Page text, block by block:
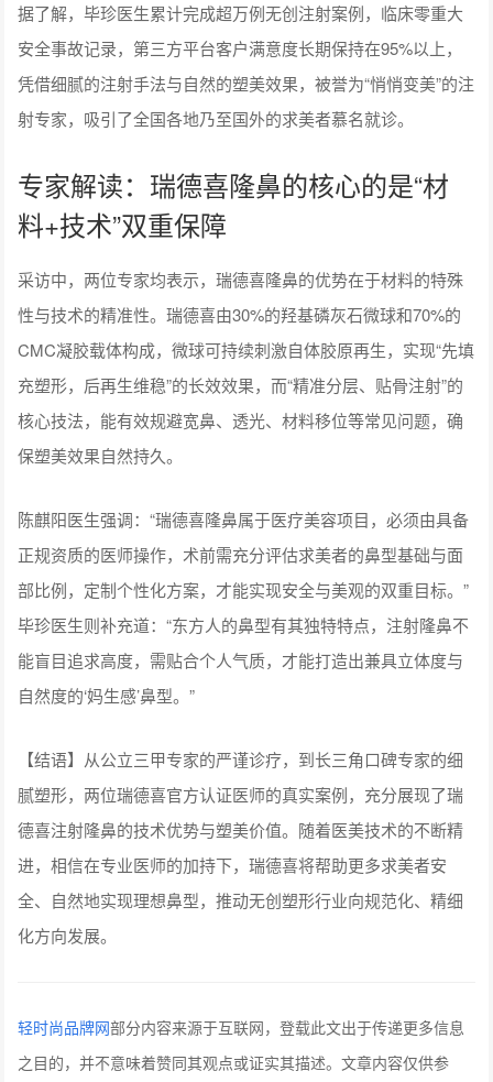
据了解，毕珍医生累计完成超万例无创注射案例，临床零重大
安全事故记录，第三方平台客户满意度长期保持在95%以上，
凭借细腻的注射手法与自然的塑美效果，被誉为“悄悄变美”的注
射专家，吸引了全国各地乃至国外的求美者慕名就诊。
专家解读：瑞德喜隆鼻的核心的是“材
料+技术”双重保障
采访中，两位专家均表示，瑞德喜隆鼻的优势在于材料的特殊
性与技术的精准性。瑞德喜由30%的羟基磷灰石微球和70%的
CMC凝胶载体构成，微球可持续刺激自体胶原再生，实现“先填
充塑形，后再生维稳”的长效效果，而“精准分层、贴骨注射”的
核心技法，能有效规避宽鼻、透光、材料移位等常见问题，确
保塑美效果自然持久。
陈麒阳医生强调：“瑞德喜隆鼻属于医疗美容项目，必须由具备
正规资质的医师操作，术前需充分评估求美者的鼻型基础与面
部比例，定制个性化方案，才能实现安全与美观的双重目标。”
毕珍医生则补充道：“东方人的鼻型有其独特特点，注射隆鼻不
能盲目追求高度，需贴合个人气质，才能打造出兼具立体度与
自然度的‘妈生感’鼻型。”
【结语】从公立三甲专家的严谨诊疗，到长三角口碑专家的细
腻塑形，两位瑞德喜官方认证医师的真实案例，充分展现了瑞
德喜注射隆鼻的技术优势与塑美价值。随着医美技术的不断精
进，相信在专业医师的加持下，瑞德喜将帮助更多求美者安
全、自然地实现理想鼻型，推动无创塑形行业向规范化、精细
化方向发展。
轻时尚品牌网部分内容来源于互联网，登载此文出于传递更多信息
之目的，并不意味着赞同其观点或证实其描述。文章内容仅供参